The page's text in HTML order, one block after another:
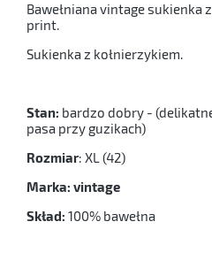
Bawełniana vintage sukienka
print.
Sukienka z kołnierzykiem.
Stan: bardzo dobry -
pasa przy guzikach)
Rozmiar: XL (42)
Marka: vintage
Skład: 100% bawełna